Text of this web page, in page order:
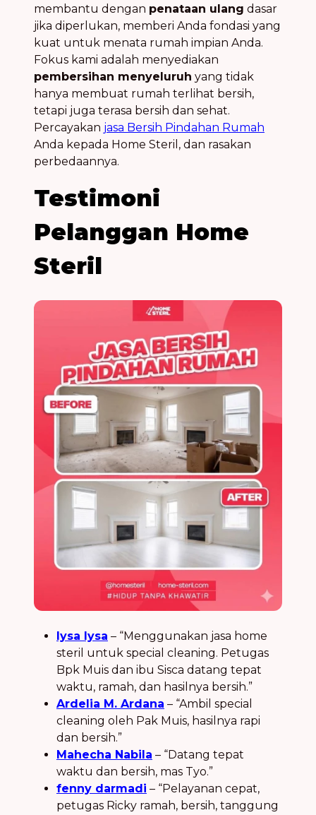
membantu dengan penataan ulang dasar
jika diperlukan, memberi Anda fondasi yang
kuat untuk menata rumah impian Anda.
Fokus kami adalah menyediakan
pembersihan menyeluruh yang tidak
hanya membuat rumah terlihat bersih,
tetapi juga terasa bersih dan sehat.
Percayakan jasa Bersih Pindahan Rumah
Anda kepada Home Steril, dan rasakan
perbedaannya.
Testimoni
Pelanggan Home
Steril
lysa lysa – “Menggunakan jasa home
steril untuk special cleaning. Petugas
Bpk Muis dan ibu Sisca datang tepat
waktu, ramah, dan hasilnya bersih.”
Ardelia M. Ardana – “Ambil special
cleaning oleh Pak Muis, hasilnya rapi
dan bersih.”
Mahecha Nabila – “Datang tepat
waktu dan bersih, mas Tyo.”
fenny darmadi – “Pelayanan cepat,
petugas Ricky ramah, bersih, tanggung